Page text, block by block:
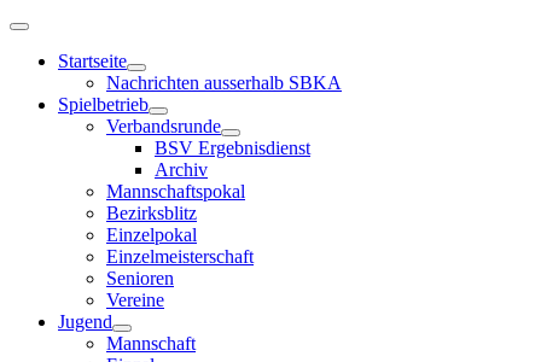
Startseite
Nachrichten ausserhalb SBKA
Spielbetrieb
Verbandsrunde
BSV Ergebnisdienst
Archiv
Mannschaftspokal
Bezirksblitz
Einzelpokal
Einzelmeisterschaft
Senioren
Vereine
Jugend
Mannschaft